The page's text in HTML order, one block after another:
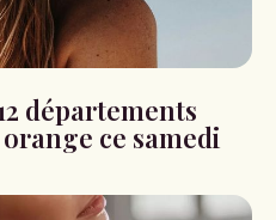
départements
ce samedi